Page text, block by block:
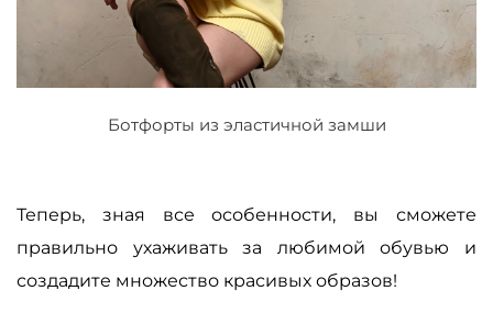
Ботфорты из эластичной замши
Теперь, зная все особенности, вы сможете
правильно ухаживать за любимой обувью и
создадите множество красивых образов!